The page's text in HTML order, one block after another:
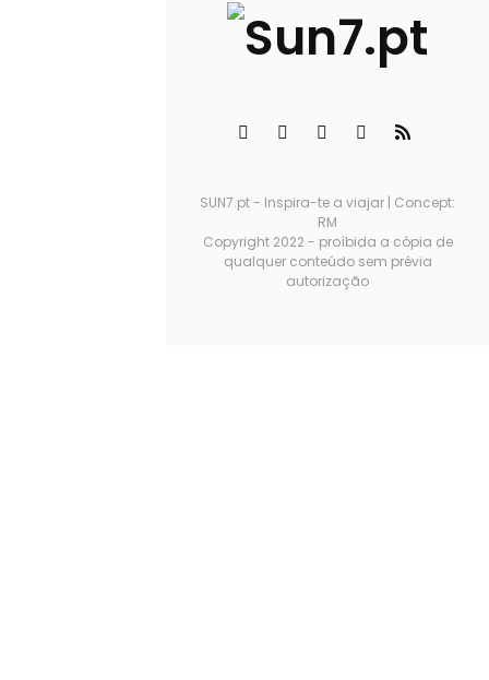
SUN7.pt - Inspira-te a viajar | Concept:
RM
Copyright 2022 - proíbida a cópia de
qualquer conteúdo sem prévia
autorização